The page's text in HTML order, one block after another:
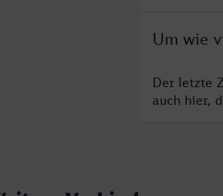
Um wie
Der letzte
auch hier,